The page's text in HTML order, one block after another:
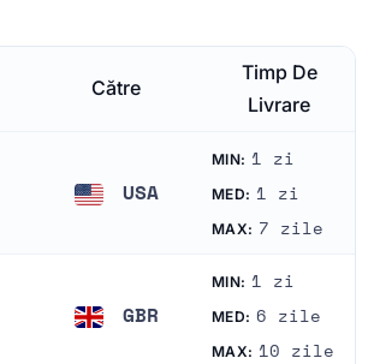
Către
Timp De
Livrare
USA
MIN: 1 zi
MED: 1 zi
MAX: 7 zile
GBR
MIN: 1 zi
MED: 6 zile
MAX: 10 zile